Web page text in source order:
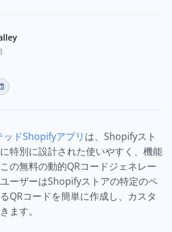
ドShopifyアプリ は、Shopifyスト
特別に設計された使いやすく、機能
の無料の動的QRコードジェネレー
ーザーはShopifyストアの特定のペ
QRコードを簡単に作成し、カスタ
ます。